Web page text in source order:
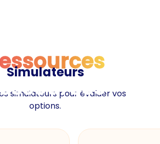
Simulateurs
simulateurs pour évaluer vos
options.